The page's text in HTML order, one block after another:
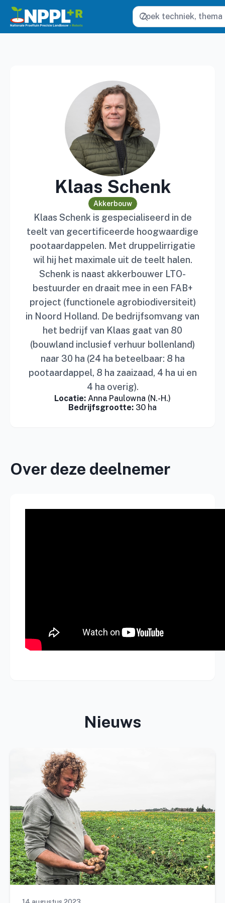
Zoeken
Klaas Schenk
Akkerbouw
Klaas Schenk is gespecialiseerd in de
teelt van gecertificeerde hoogwaardige
pootaardappelen. Met druppelirrigatie
wil hij het maximale uit de teelt halen.
Schenk is naast akkerbouwer LTO-
bestuurder en draait mee in een FAB+
project (functionele agrobiodiversiteit)
in Noord Holland. De bedrijfsomvang van
het bedrijf van Klaas gaat van 80
(bouwland inclusief verhuur bollenland)
naar 30 ha (24 ha beteelbaar: 8 ha
pootaardappel, 8 ha zaaizaad, 4 ha ui en
4 ha overig).
Locatie: Anna Paulowna (N.-H.)
Bedrijfsgrootte: 30 ha
Over deze deelnemer
Nieuws